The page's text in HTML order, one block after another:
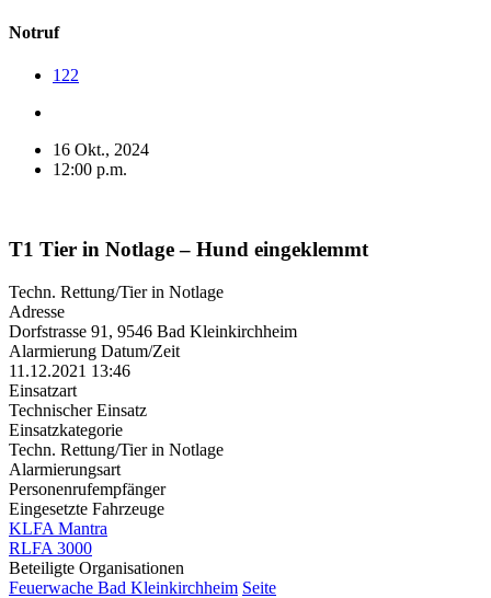
Notruf
122
16 Okt., 2024
12:00 p.m.
T1 Tier in Notlage – Hund eingeklemmt
Techn. Rettung/Tier in Notlage
Adresse
Dorfstrasse 91, 9546 Bad Kleinkirchheim
Alarmierung Datum/Zeit
11.12.2021 13:46
Einsatzart
Technischer Einsatz
Einsatzkategorie
Techn. Rettung/Tier in Notlage
Alarmierungsart
Personenrufempfänger
Eingesetzte Fahrzeuge
KLFA Mantra
RLFA 3000
Beteiligte Organisationen
Feuerwache Bad Kleinkirchheim Seite